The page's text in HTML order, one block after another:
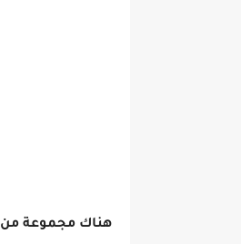
هناك مجموعة من